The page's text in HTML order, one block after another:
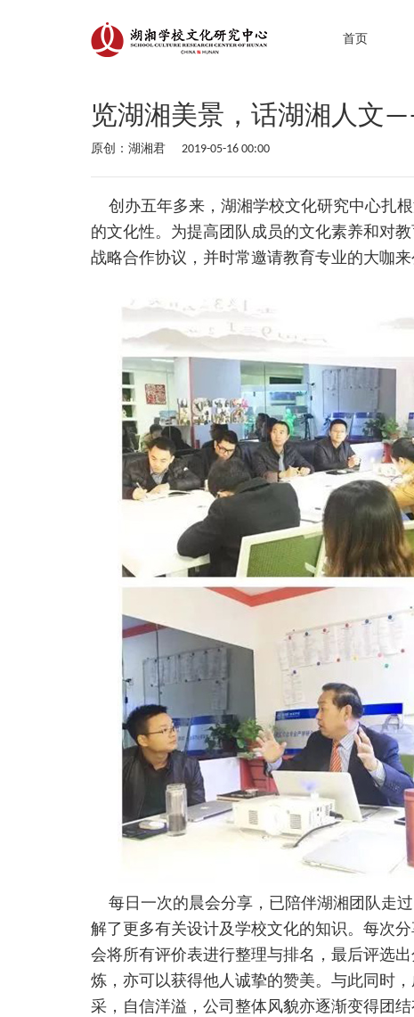
首页
览湖湘美景，话湖湘人文
原创：湖湘君 2019-05-16 00:00
创办五年多来，湖湘学校文化研究中心扎
的文化性。为提高团队成员的文化素养和对
战略合作协议，并时常邀请教育专业的大咖
每日一次的晨会分享，已陪伴湖湘团队走
解了更多有关设计及学校文化的知识。每次
会将所有评价表进行整理与排名，最后评选
炼，亦可以获得他人诚挚的赞美。与此同时
采，自信洋溢，公司整体风貌亦逐渐变得团结